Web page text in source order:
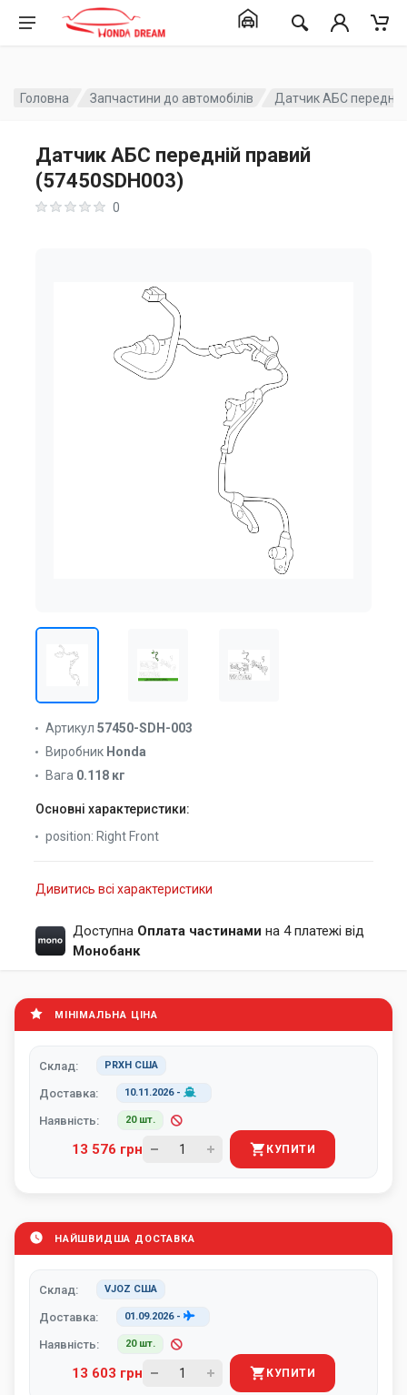
Головна Запчастини до автомобілів Датчик АБС
Датчик АБС передній правий
(57450SDH003)
0
Артикул 57450-SDH-003
Виробник Honda
Вага 0.118 кг
Основні характеристики:
position: Right Front
Дивитись всі характеристики
Доступна Оплата частинами на 4 платежі від
Монобанк
МІНІМАЛЬНА ЦІНА
Склад: PRXH США
Доставка: 10.11.2026-
Наявність: 20 шт.
13 576 грн КУПИТИ
НАЙШВИДША ДОСТАВКА
Склад: VJOZ США
Доставка: 01.09.2026-
Наявність: 20 шт.
13 603 грн КУПИТИ